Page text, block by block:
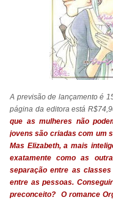
A previsão de lançamento é
página da editora está
que as mulheres não
jovens são criadas com um
Mas Elizabeth, a mais
exatamente como as
separação entre as
entre as pessoas.
preconceito? O romance